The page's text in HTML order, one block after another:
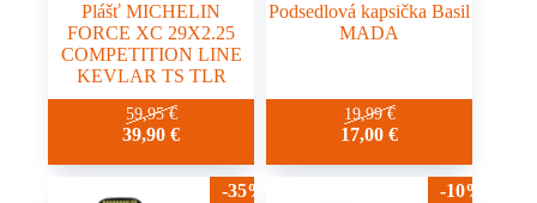
Plášť MICHELIN
FORCE XC 29X2.25
COMPETITION LINE
KEVLAR TS TLR
59,95€
39,90€
Podsedlová kapsička Basil
MADA
19,99€
17,00€
-35% -10%